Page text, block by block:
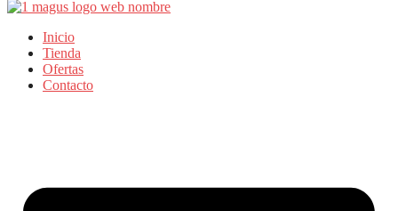
Inicio
Tienda
Ofertas
Contacto